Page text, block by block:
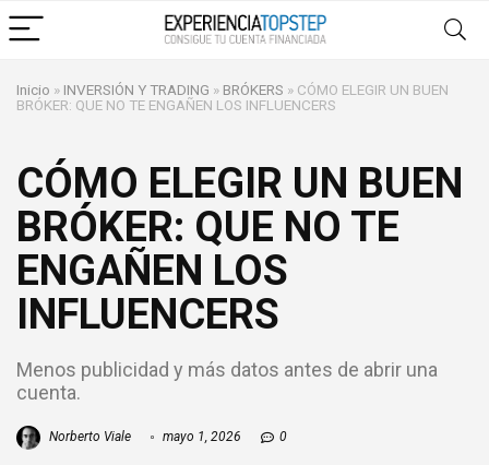
Inicio » INVERSIÓN Y TRADING » BRÓKERS » CÓMO ELEGIR UN BUEN
BRÓKER: QUE NO TE ENGAÑEN LOS INFLUENCERS
CÓMO ELEGIR UN BUEN
BRÓKER: QUE NO TE
ENGAÑEN LOS
INFLUENCERS
Menos publicidad y más datos antes de abrir una
cuenta.
Norberto Viale mayo 1, 2026 0